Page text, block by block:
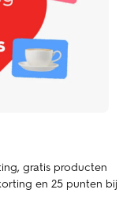
gratis producten
en 25 punten bij